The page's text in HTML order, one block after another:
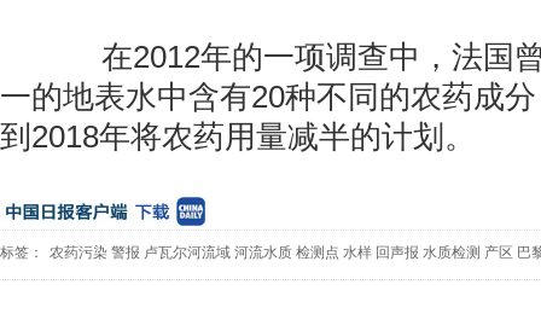
在2012年的一项调查中，法国
一的地表水中含有20种不同的农药成
到2018年将农药用量减半的计划。
标签： 农药污染 警报 卢瓦尔河流域 河流水质 检测点 水样 回声报 水质检测 产区 巴